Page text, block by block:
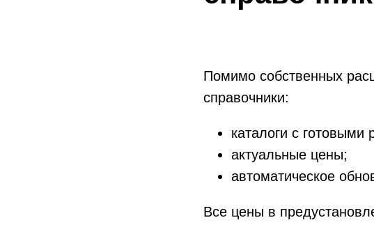
Помимо собственных
справочники:
каталоги с готовыми
актуальные цены;
автоматическое
Все цены в